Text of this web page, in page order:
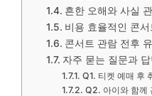
흔한 오해와 사실
비용 효율적인 콘
콘서트 관람 전후
자주 묻는 질문과 답
Q1. 티켓 예매 후
Q2. 아이와 함께